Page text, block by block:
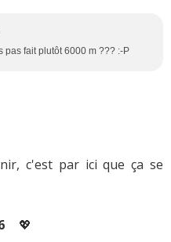
pas fait plutôt 6000 m ??? :-P
c'est par ici que ça se
💖